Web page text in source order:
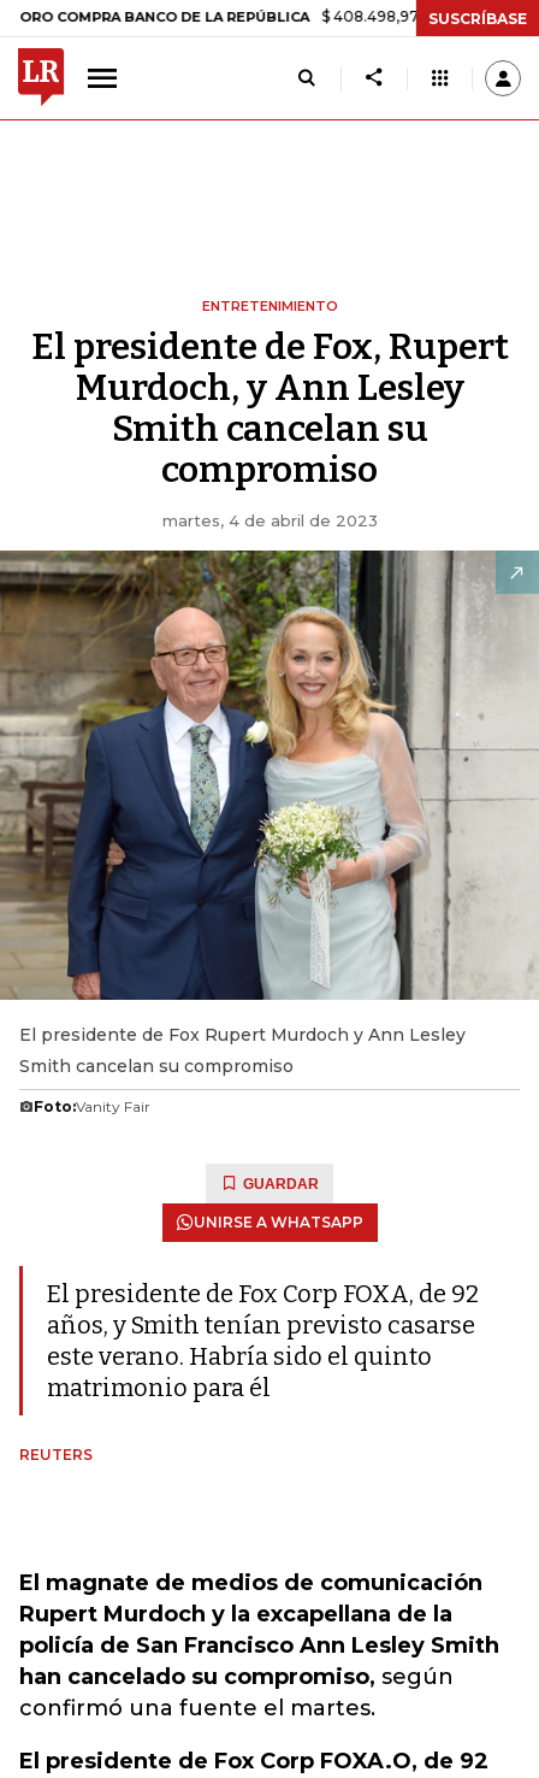
BANCO DE LA REPÚBLICA $ 408.498,97 +$ 8.753,81 +2,19%
SUSCRÍBASE
ENTRETENIMIENTO
El presidente de Fox, Rupert
Murdoch, y Ann Lesley
Smith cancelan su
compromiso
martes, 4 de abril de 2023
El presidente de Fox Rupert Murdoch y Ann Lesley
Smith cancelan su compromiso
Foto:Vanity Fair
GUARDAR
UNIRSE A WHATSAPP
El presidente de Fox Corp FOXA, de 92
años, y Smith tenían previsto casarse
este verano. Habría sido el quinto
matrimonio para él
REUTERS
El magnate de medios de comunicación
Rupert Murdoch y la excapellana de la
policía de San Francisco Ann Lesley Smith
han cancelado su compromiso, según
confirmó una fuente el martes.
El presidente de Fox Corp FOXA.O, de 92